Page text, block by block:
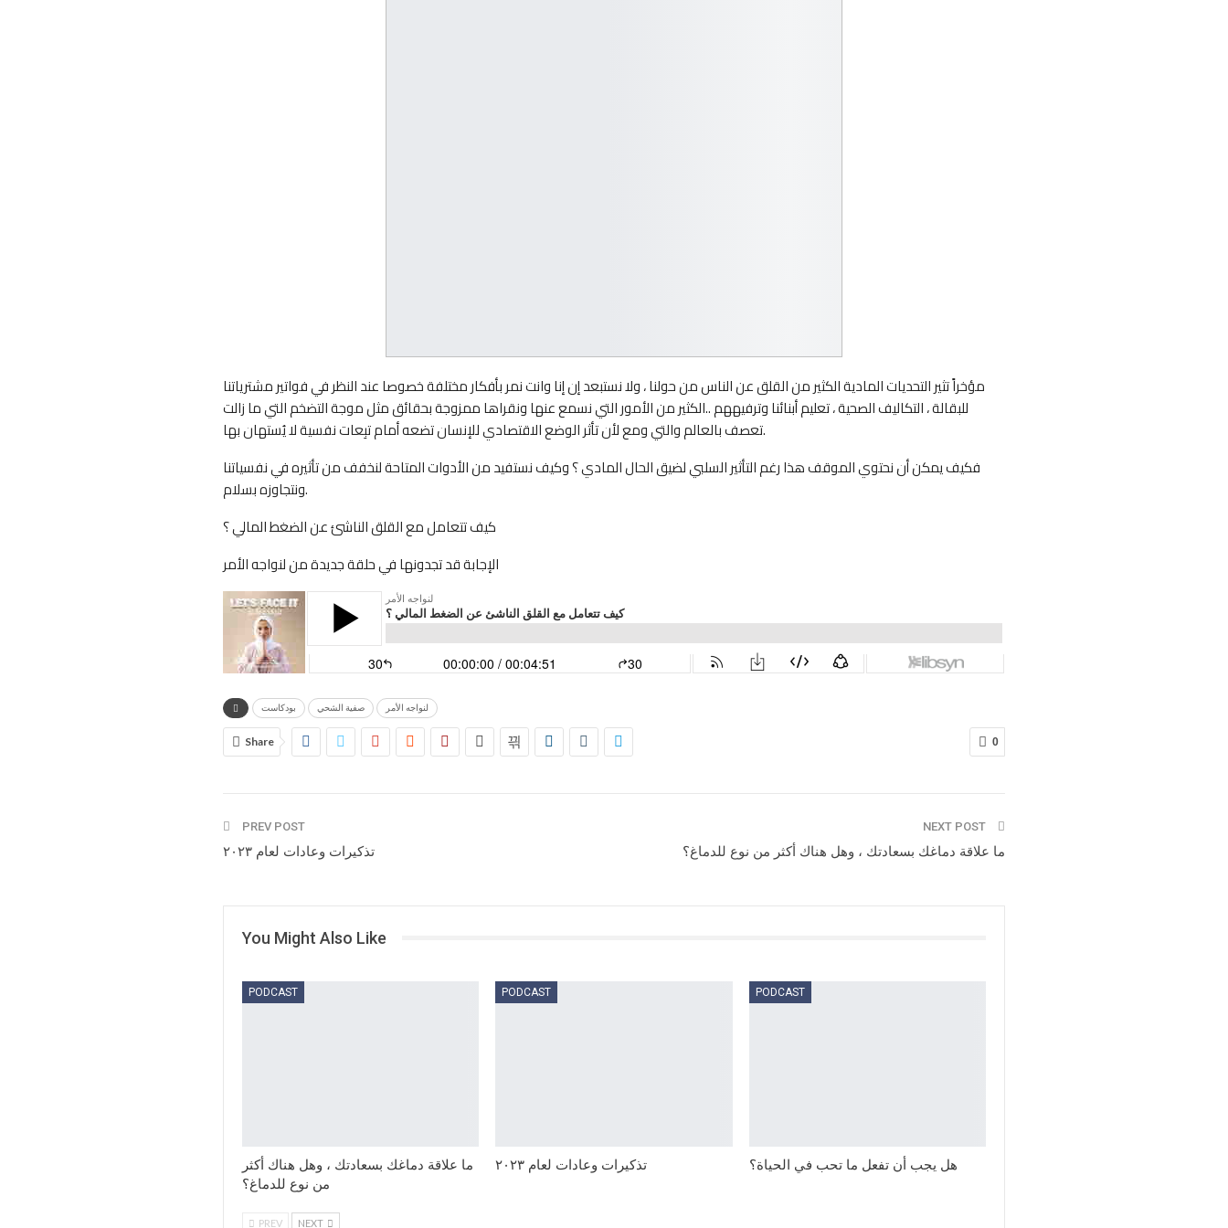
مؤخراً تثير التحديات المادية الكثير من القلق عن الناس من حولنا ، ولا نستبعد إن إنا وانت نمر بأفكار مختلفة خصوصا عند النظر في فواتير مشترياتنا
للبقالة ، التكاليف الصحية ، تعليم أبنائنا وترفيههم ..الكثير من الأمور التي نسمع عنها ونقراها ممزوجة بحقائق مثل موجة التضخم التي ما زالت
تعصف بالعالم والتي ومع لأن تأثر الوضع الاقتصادي للإنسان تضعه أمام تبِعات نفسية لا يُستهان بها.
فكيف يمكن أن نحتوي الموقف هذا رغم التأثير السلبي لضيق الحال المادي ؟ وكيف نستفيد من الأدوات المتاحة لنخفف من تأثيره في نفسياتنا
ونتجاوزه بسلام.
كيف تتعامل مع القلق الناشئ عن الضغط المالي ؟
الإجابة قد تجدونها في حلقة جديدة من لنواجه الأمر
بودكاست صفية الشحي لنواجه الأمر
0
Share
PREV POST
تذكيرات وعادات لعام ٢٠٢٣
NEXT POST
ما علاقة دماغك بسعادتك ، وهل هناك أكثر من نوع للدماغ؟
You Might Also Like
PODCAST
ما علاقة دماغك بسعادتك ، وهل هناك أكثر
من نوع للدماغ؟
PODCAST
تذكيرات وعادات لعام ٢٠٢٣
PODCAST
هل يجب أن تفعل ما تحب في الحياة؟
PREV NEXT